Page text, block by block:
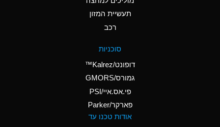
Ammonium Nitrite
Ammonium Persulfate
Ammonium Phosphate
A
Ammonium Sulfate
A
תעשיית המזון
רכב
סוכניות
דופונט/Kalrez™
גמורס/GMORS
פי.אס.איי/PSI
פארקר/Parker
אודות טכנו עד